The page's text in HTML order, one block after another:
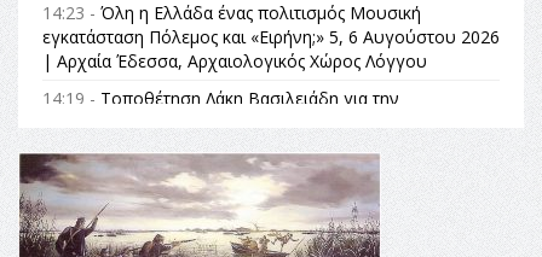
14:23 - Όλη η Ελλάδα ένας πολιτισμός Μουσική
εγκατάσταση Πόλεμος και «Ειρήνη;» 5, 6 Αυγούστου 2026
| Αρχαία Έδεσσα, Αρχαιολογικός Χώρος Λόγγου
14:19 - Τοποθέτηση Λάκη Βασιλειάδη για την
Αναθεώρηση του Συντάγματος: «Σε τέτοιες κορυφαίες
θεσμικές διαδικασίες υπάρχει μόνο η ευθύνη απέναντι
στις επόμενες γενιές»
16:35 -Το πρόγραμμα του ΠΑΟΚ στον δεύτερο γύρο του
Champions League!